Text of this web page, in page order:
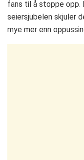
fans til å stoppe opp.
seiersjubelen skjuler
mye mer enn